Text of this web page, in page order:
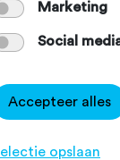
9 Marketing
Social
Accepteer alles
opslaan